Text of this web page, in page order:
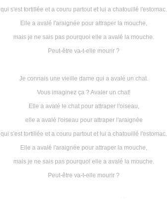
qui s'est tortillée et a couru partout et lui a chatouillé l'estomac.
Elle a avalé l'araignée pour attraper la mouche,
mais je ne sais pas pourquoi elle a avalé la mouche.
Peut-être va-t-elle mourir ?
Je connais une vieille dame qui a avalé un chat.
Vous imaginez ça ? Avaler un chat!
Elle a avalé le chat pour attraper l'oiseau,
elle a avalé l'oiseau pour attraper l'araignée
qui s'est tortillée et a couru partout et lui a chatouillé l'estomac.
Elle a avalé l'araignée pour attraper la mouche,
mais je ne sais pas pourquoi elle a avalé la mouche.
Peut-être va-t-elle mourir ?